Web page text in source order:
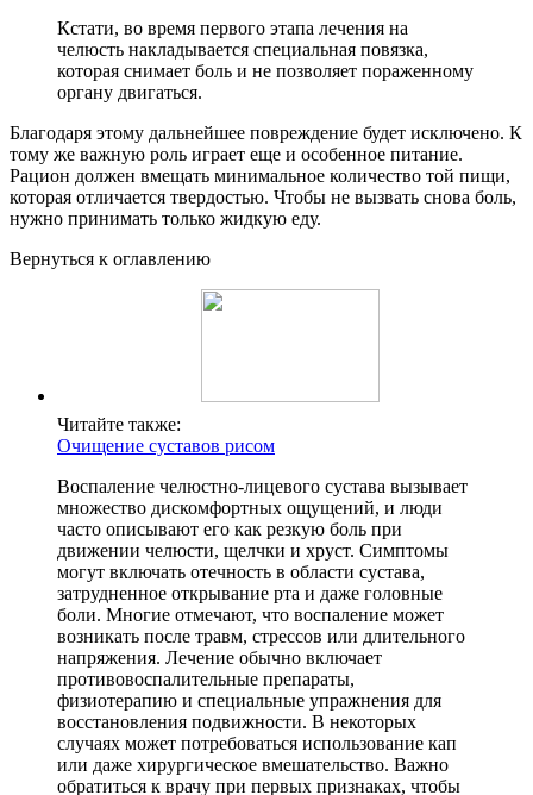
Кстати, во время первого этапа лечения на
челюсть накладывается специальная повязка,
которая снимает боль и не позволяет пораженному
органу двигаться.
Благодаря этому дальнейшее повреждение будет исключено. К
тому же важную роль играет еще и особенное питание.
Рацион должен вмещать минимальное количество той пищи,
которая отличается твердостью. Чтобы не вызвать снова боль,
нужно принимать только жидкую еду.
Вернуться к оглавлению
Читайте также:
Очищение суставов рисом
Воспаление челюстно-лицевого сустава вызывает
множество дискомфортных ощущений, и люди
часто описывают его как резкую боль при
движении челюсти, щелчки и хруст. Симптомы
могут включать отечность в области сустава,
затрудненное открывание рта и даже головные
боли. Многие отмечают, что воспаление может
возникать после травм, стрессов или длительного
напряжения. Лечение обычно включает
противовоспалительные препараты,
физиотерапию и специальные упражнения для
восстановления подвижности. В некоторых
случаях может потребоваться использование кап
или даже хирургическое вмешательство. Важно
обратиться к врачу при первых признаках, чтобы